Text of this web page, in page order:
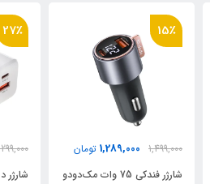
27٪
1,299,000
949,000 تومان
شارژر دیواری 35 وات Awei
27٪